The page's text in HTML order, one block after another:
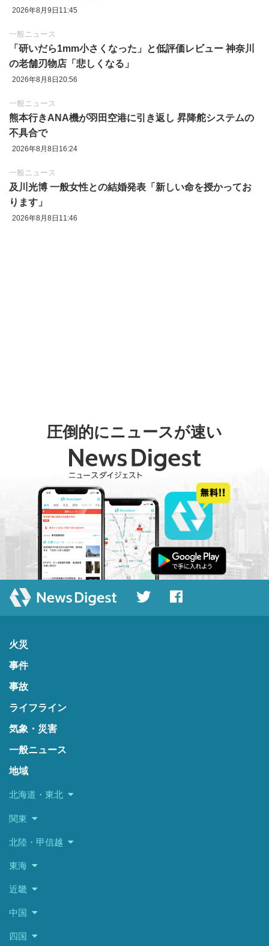
2026年8月9日11:45
一般ニュース
「研いだら1mm小さくなった」と低評価レビュー 神奈川
の老舗刃物店「悲しくなる」
2026年8月8日20:56
一般ニュース
熊本行きANA機が羽田空港に引き返し 昇降舵システムの
不具合で
2026年8月8日16:24
一般ニュース
及川光博 一般女性との結婚発表「新しい命を授かってお
ります」
2026年8月8日11:46
圧倒的にニュースが速い
火災
事件
事故
ライフライン
気象・災害
一般ニュース
地域
北海道・東北
関東
北陸・甲信越
東海
近畿
中国
四国